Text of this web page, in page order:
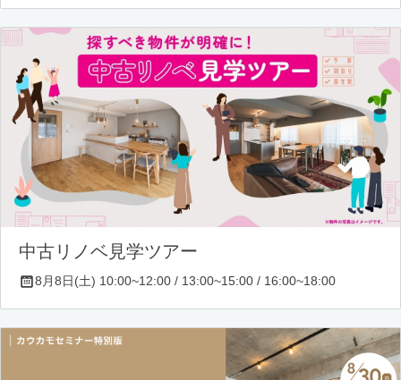
中古リノベ見学ツアー
8月8日(土) 10:00~12:00 / 13:00~15:00 / 16:00~18:00